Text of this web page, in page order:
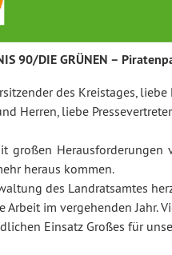
90/DIE GRÜNEN –
des Kreistages,
Herren, liebe
großen Herausforderungen
heraus kommen.
des Landratsamtes
Arbeit im vergehenden Jahr.
Einsatz Großes für